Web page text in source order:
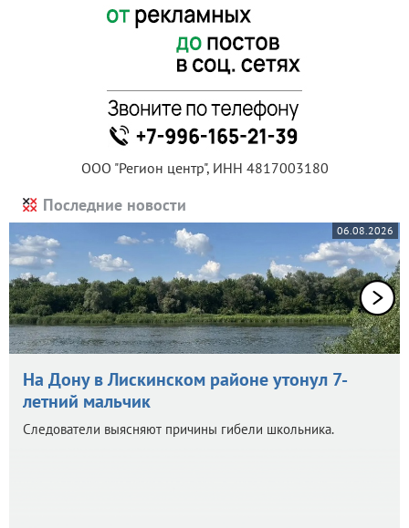
ООО "Регион центр", ИНН 4817003180
Последние новости
06.08.2026
На Дону в Лискинском районе утонул 7-
летний мальчик
Следователи выясняют причины гибели школьника.